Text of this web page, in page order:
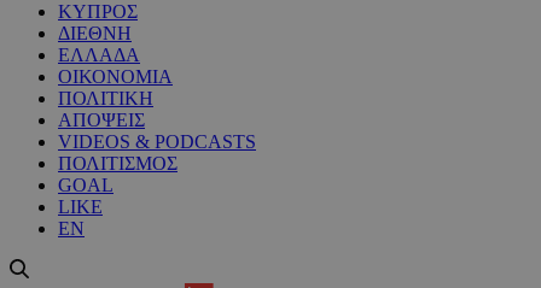
ΚΥΠΡΟΣ
ΔΙΕΘΝΗ
ΕΛΛΑΔΑ
ΟΙΚΟΝΟΜΙΑ
ΠΟΛΙΤΙΚΗ
ΑΠΟΨΕΙΣ
VIDEOS & PODCASTS
ΠΟΛΙΤΙΣΜΟΣ
GOAL
LIKE
EN